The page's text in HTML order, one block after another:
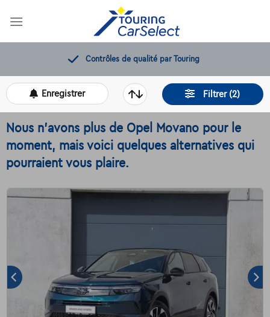
12 mois de dépannage offerts
Filtrer (2)
Enregistrer
Nous n'avons plus de Opel Movano pour le
moment, mais voici quelques alternatives qui
pourraient vous plaire.